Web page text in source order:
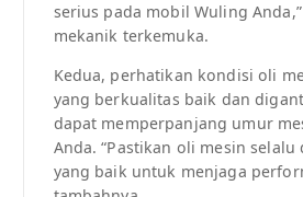
serius pada mobil Wuling
mekanik terkemuka.
Kedua, perhatikan kondisi oli
yang berkualitas baik dan
dapat memperpanjang umur
Anda. “Pastikan oli mesin
yang baik untuk menjaga